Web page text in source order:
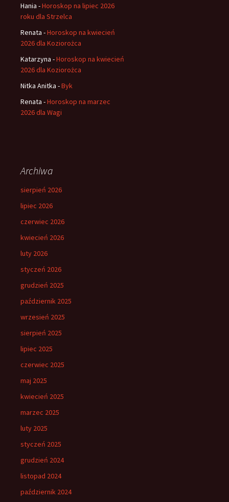
Hania -Horoskop na lipiec 2026
roku dla Strzelca
Renata -Horoskop na kwiecień
2026 dla Koziorożca
Katarzyna -Horoskop na kwiecień
2026 dla Koziorożca
Nitka Anitka -Byk
Renata -Horoskop na marzec
2026 dla Wagi
Archiwa
sierpień 2026
lipiec 2026
czerwiec 2026
kwiecień 2026
luty 2026
styczeń 2026
grudzień 2025
październik 2025
wrzesień 2025
sierpień 2025
lipiec 2025
czerwiec 2025
maj 2025
kwiecień 2025
marzec 2025
luty 2025
styczeń 2025
grudzień 2024
listopad 2024
październik 2024